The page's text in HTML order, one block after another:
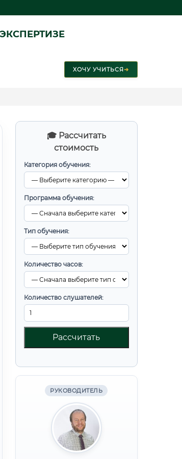
ХОЧУ УЧИТЬСЯ➜
🎓 Рассчитать
стоимость
Категория обучения:
Программа обучения:
Тип обучения:
Количество часов:
Количество слушателей:
Рассчитать
РУКОВОДИТЕЛЬ